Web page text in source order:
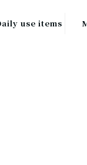
use items